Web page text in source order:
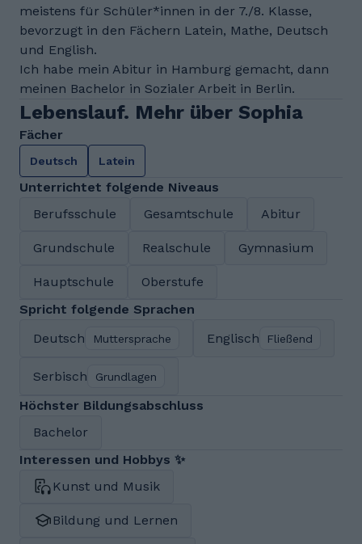
meistens für Schüler*innen in der 7./8. Klasse,
bevorzugt in den Fächern Latein, Mathe, Deutsch
und English.
Ich habe mein Abitur in Hamburg gemacht, dann
meinen Bachelor in Sozialer Arbeit in Berlin.
Lebenslauf. Mehr über Sophia
Fächer
Deutsch Latein
Unterrichtet folgende Niveaus
Berufsschule
Gesamtschule Abitur
Grundschule Realschule Gymnasium
Hauptschule
Oberstufe
Spricht folgende Sprachen
Deutsch
Muttersprache Englisch Fließend
Serbisch Grundlagen
Höchster Bildungsabschluss
Bachelor
Interessen und Hobbys ✨
Kunst und Musik
Bildung und Lernen